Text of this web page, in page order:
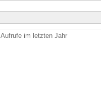
Aufrufe im letzten Jahr